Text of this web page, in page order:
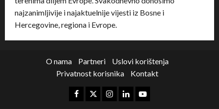
najzanimljivije i najaktuelnije vijesti iz Bosne i
Hercegovine, regiona i Evrope.
O nama Partneri
Uslovi korištenja
Privatnost korisnika
Kontakt